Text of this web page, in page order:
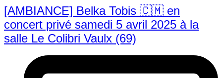
[AMBIANCE] Belka Tobis 🇨🇲 en
concert privé samedi 5 avril 2025 à la
salle Le Colibri Vaulx (69)